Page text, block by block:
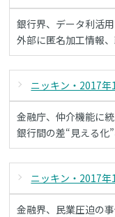
銀行界、データ利活
外部に匿名加工情報
ニッキン・2017年
金融庁、仲介機能に
銀行間の差“見える化
ニッキン・2017年
金融界、民業圧迫の